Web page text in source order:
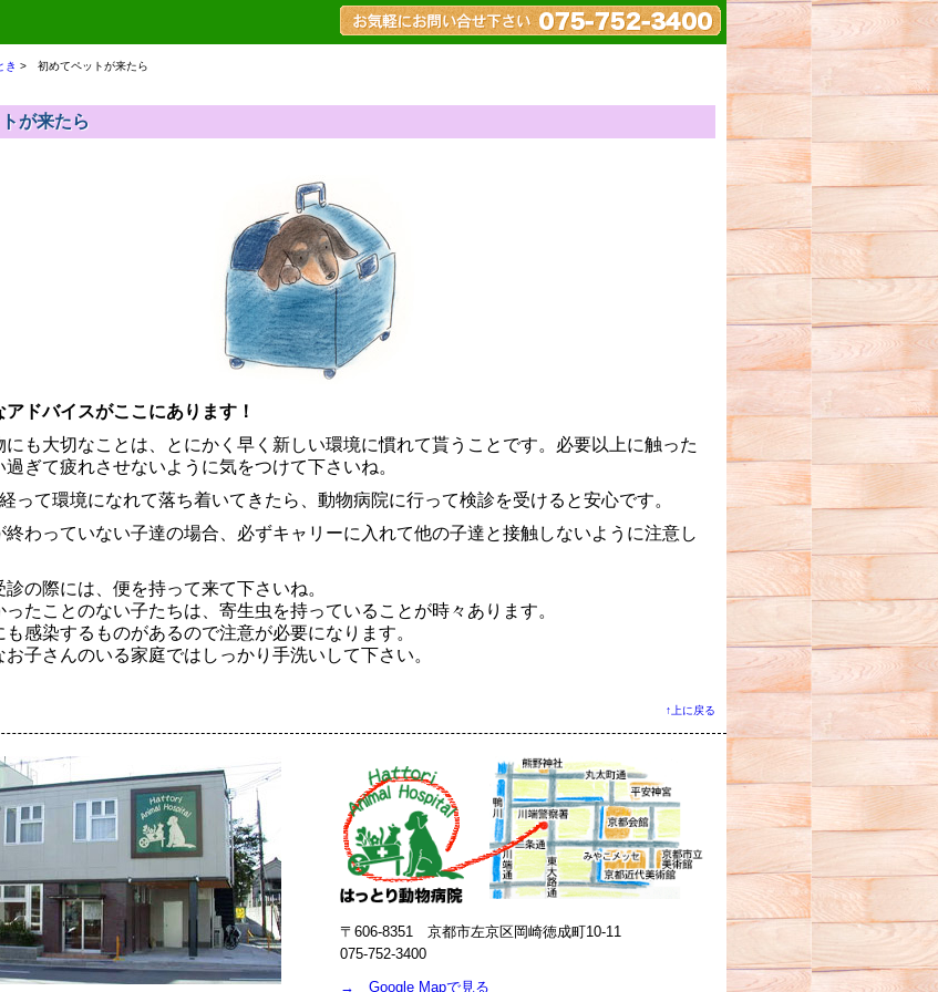
き > 初めてペットが来たら
が来たら
アドバイスがここにあります！
にも大切なことは、とにかく早く新しい環境に慣れて貰うことです。必要以上に触った
過ぎて疲れさせないように気をつけて下さいね。
って環境になれて落ち着いてきたら、動物病院に行って検診を受けると安心です。
終わっていない子達の場合、必ずキャリーに入れて他の子達と接触しないように注意し
の際には、便を持って来て下さいね。
ったことのない子たちは、寄生虫を持っていることが時々あります。
も感染するものがあるので注意が必要になります。
お子さんのいる家庭ではしっかり手洗いして下さい。
↑上に戻る
〒606-8351 京都市左京区岡崎徳成町10-11
075-752-3400
→ Google Mapで見る